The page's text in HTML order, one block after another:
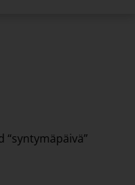
“syntymäpäivä”